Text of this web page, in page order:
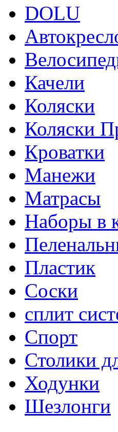
DOLU
Качели
Коляски
Коляски
Кроватки
Манежи
Матрасы
Наборы в
Пластик
Соски
сплит
Спорт
Столики
Ходунки
Шезлонги